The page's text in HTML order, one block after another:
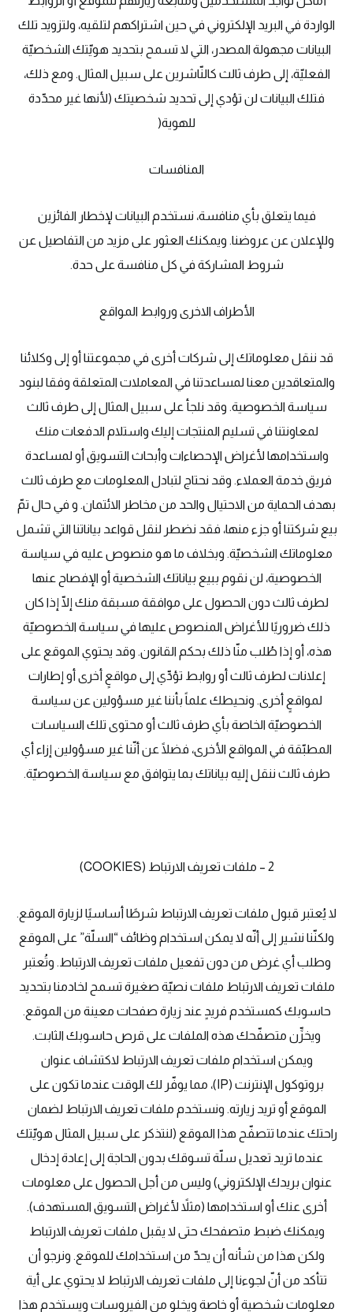
الواردة في البريد الإلكتروني في حين اشتراكهم لتلقيه، ولتزويد تلك
البيانات مجهولة المصدر، التي لا تسمح بتحديد هويّتك الشخصيّة
الفعليّة، إلى طرف ثالث كالنّاشرين على سبيل المثال. ومع ذلك،
فتلك البيانات لن تؤدي إلى تحديد شخصيتك (لأنها غير محدّدة
للهوية(
المنافسات
فيما يتعلق بأي منافسة، نستخدم البيانات لإخطار الفائزين
وللإعلان عن عروضنا. ويمكنك العثور على مزيد من التفاصيل عن
شروط المشاركة في كل منافسة على حدة.
الأطراف الاخرى وروابط المواقع
قد ننقل معلوماتك إلى شركات أخرى في مجموعتنا أو إلى وكلائنا
والمتعاقدين معنا لمساعدتنا في المعاملات المتعلقة وفقا لبنود
سياسة الخصوصية. وقد نلجأ على سبيل المثال إلى طرف ثالث
لمعاونتنا في تسليم المنتجات إليك واستلام الدفعات منك
واستخدامها لأغراض الإحصاءات وأبحاث التسويق أو لمساعدة
فريق خدمة العملاء. وقد نحتاج لتبادل المعلومات مع طرف ثالث
بهدف الحماية من الاحتيال والحد من مخاطر الائتمان. و في حال تمّ
بيع شركتنا أو جزء منها، فقد نضطر لنقل قواعد بياناتنا التي تشمل
معلوماتك الشخصيّة. وبخلاف ما هو منصوص عليه في سياسة
الخصوصية، لن نقوم ببيع بياناتك الشخصية أو الإفصاح عنها
لطرف ثالث دون الحصول على موافقة مسبقة منك إلّا إذا كان
ذلك ضروريًا للأغراض المنصوص عليها في سياسة الخصوصيّة
هذه، أو إذا طُلب منّا ذلك بحكم القانون. وقد يحتوي الموقع على
إعلانات لطرف ثالث أو روابط تؤدِّي إلى مواقعٍ أخرى أو إطارات
لمواقعٍ أخرى. ونحيطك علماً بأننا غير مسؤولين عن سياسة
الخصوصيّة الخاصة بأي طرف ثالث أو محتوى تلك السياسات
المطبّقة في المواقع الأخرى، فضلًا عن أنّنا غير مسؤولين إزاء أي
طرف ثالث ننقل إليه بياناتك بما يتوافق مع سياسة الخصوصيّة.
2 – ملفات تعريف الارتباط (COOKIES)
لا يُعتبر قبول ملفات تعريف الارتباط شرطًا أساسيًا لزيارة الموقع.
ولكنّنا نشير إلى أنّه لا يمكن استخدام وظائف “السلّة” على الموقع
وطلب أي غرض من دون تفعيل ملفات تعريف الارتباط. وتُعتبر
ملفات تعريف الارتباط ملفات نصيّة صغيرة تسمح لخادمنا بتحديد
حاسوبك كمستخدم فريدٍ عند زيارة صفحات معينة من الموقع.
ويخزِّن متصفّحك هذه الملفات على قرص حاسوبك الثابت.
ويمكن استخدام ملفات تعريف الارتباط لاكتشاف عنوان
بروتوكول الإنترنت (IP)، مما يوفّر لك الوقت عندما تكون على
الموقع أو تريد زيارته. ونستخدم ملفات تعريف الارتباط لضمان
راحتك عندما تتصفّح هذا الموقع (لنتذكر على سبيل المثال هويّتك
عندما تريد تعديل سلّة تسوقك بدون الحاجة إلى إعادة إدخال
عنوان بريدك الإلكتروني) وليس من أجل الحصول على معلومات
أخرى عنك أو استخدامها (مثلاً لأغراض التسويق المستهدف).
ويمكنك ضبط متصفحك حتى لا يقبل ملفات تعريف الارتباط
ولكن هذا من شأنه أن يحدّ من استخدامك للموقع. ونرجو أن
تتأكد من أنّ لجوءنا إلى ملفات تعريف الارتباط لا يحتوي على أية
معلومات شخصية أو خاصة ويخلو من الفيروسات ويستخدم هذا